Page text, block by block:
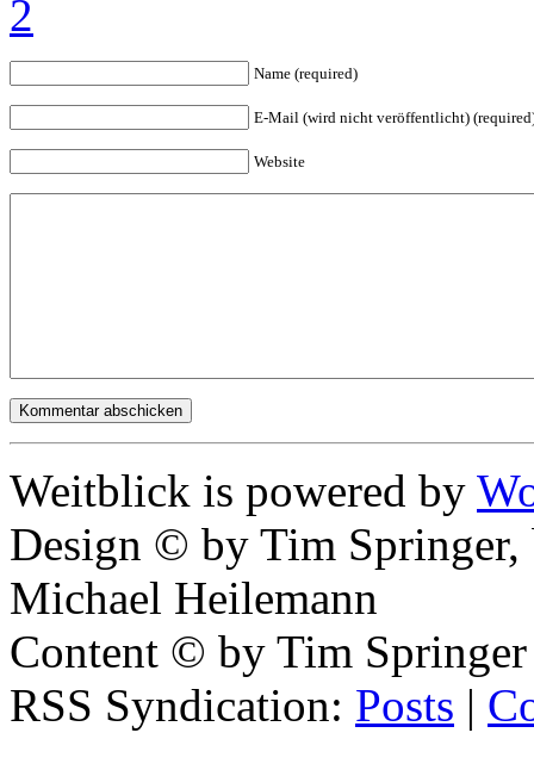
Name (required)
E-Mail (wird nicht veröffentlicht)
Website
Weitblick is powered by
Design © by Tim Springer,
Michael Heilemann
Content © by Tim
RSS Syndication: Posts |